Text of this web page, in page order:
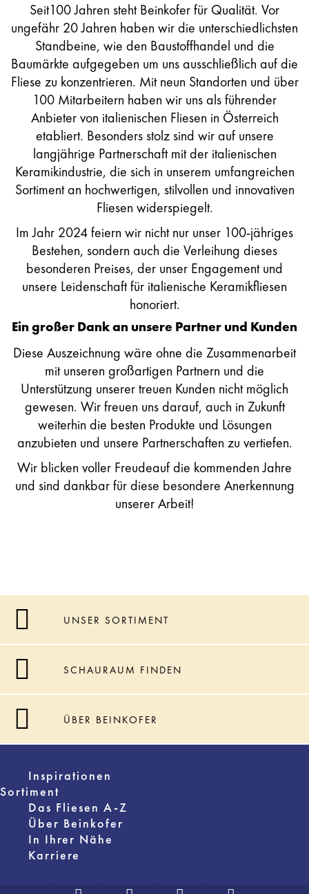
Seit100 Jahren steht Beinkofer für Qualität. Vor
ungefähr 20 Jahren haben wir die unterschiedlichsten
Standbeine, wie den Baustoffhandel und die
Baumärkte aufgegeben um uns ausschließlich auf die
Fliese zu konzentrieren. Mit neun Standorten und über
100 Mitarbeitern haben wir uns als führender
Anbieter von italienischen Fliesen in Österreich
etabliert. Besonders stolz sind wir auf unsere
langjährige Partnerschaft mit der italienischen
Keramikindustrie, die sich in unserem umfangreichen
Sortiment an hochwertigen, stilvollen und innovativen
Fliesen widerspiegelt.
Im Jahr 2024 feiern wir nicht nur unser 100-jähriges
Bestehen, sondern auch die Verleihung dieses
besonderen Preises, der unser Engagement und
unsere Leidenschaft für italienische Keramikfliesen
honoriert.
Ein großer Dank an unsere Partner und Kunden
Diese Auszeichnung wäre ohne die Zusammenarbeit
mit unseren großartigen Partnern und die
Unterstützung unserer treuen Kunden nicht möglich
gewesen. Wir freuen uns darauf, auch in Zukunft
weiterhin die besten Produkte und Lösungen
anzubieten und unsere Partnerschaften zu vertiefen.
Wir blicken voller Freudeauf die kommenden Jahre
und sind dankbar für diese besondere Anerkennung
unserer Arbeit!
UNSER SORTIMENT
SCHAURAUM FINDEN
ÜBER BEINKOFER
Inspirationen
Sortiment
Das Fliesen A-Z
Über Beinkofer
In Ihrer Nähe
Karriere